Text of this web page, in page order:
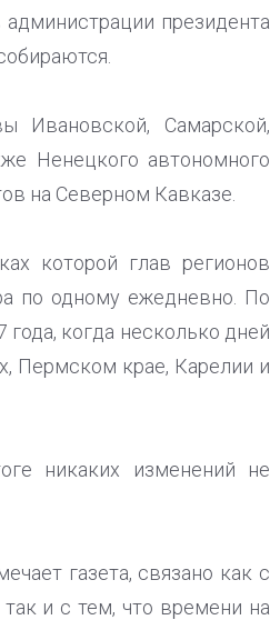
президента
Ивановской, Самарской,
Ненецкого автономного
на Северном Кавказе.
которой глав регионов
по одному ежедневно. По
когда несколько дней
Пермском крае, Карелии и
никаких изменений не
газета, связано как с
и с тем, что времени на